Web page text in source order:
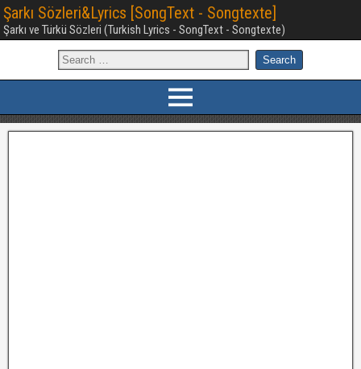
Şarkı Sözleri&Lyrics [SongText - Songtexte]
Şarkı ve Türkü Sözleri (Turkish Lyrics - SongText - Songtexte)